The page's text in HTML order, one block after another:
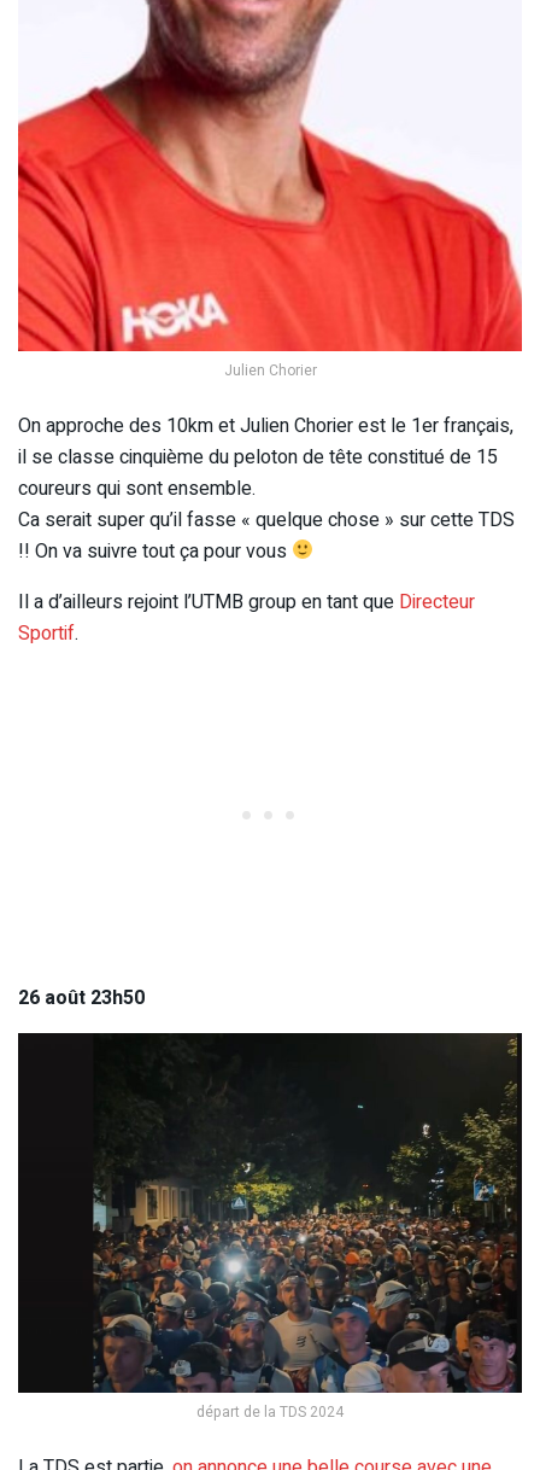
Julien Chorier
On approche des 10km et Julien Chorier est le 1er français,
il se classe cinquième du peloton de tête constitué de 15
coureurs qui sont ensemble.
Ca serait super qu’il fasse « quelque chose » sur cette TDS
!! On va suivre tout ça pour vous
Il a d’ailleurs rejoint l’UTMB group en tant que Directeur
Sportif.
26 août 23h50
départ de la TDS 2024